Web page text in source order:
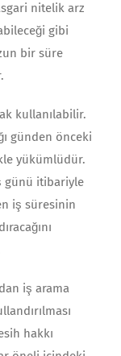
nitelik arz
gibi
bir süre
kullanılabilir.
günden önceki
yükümlüdür.
günü itibariyle
iş süresinin
iş arama
hakkı